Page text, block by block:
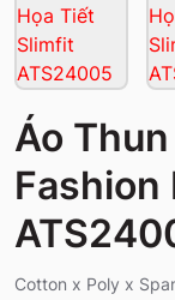
Áo
Fashion
Cotton x Poly x